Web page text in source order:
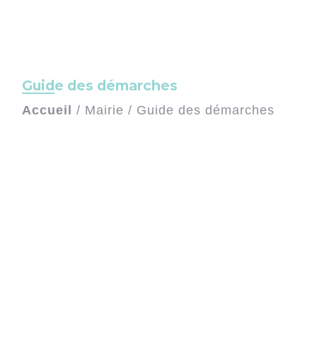
Guide des démarches
Accueil / Mairie / Guide des démarches